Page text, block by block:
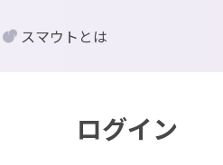
ログイン
スマウトとは